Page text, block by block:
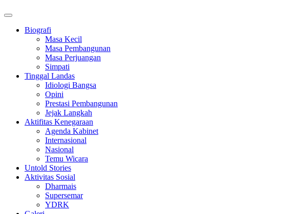
Biografi
Masa Kecil
Masa Pembangunan
Masa Perjuangan
Simpati
Tinggal Landas
Idiologi Bangsa
Opini
Prestasi Pembangunan
Jejak Langkah
Aktifitas Kenegaraan
Agenda Kabinet
Internasional
Nasional
Temu Wicara
Untold Stories
Aktivitas Sosial
Dharmais
Supersemar
YDRK